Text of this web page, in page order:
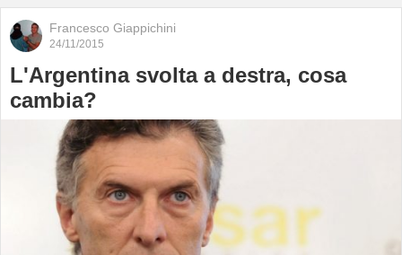
Francesco Giappichini
24/11/2015
L'Argentina svolta a destra, cosa
cambia?